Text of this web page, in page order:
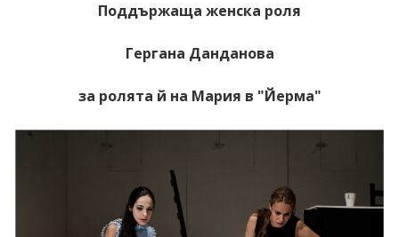
Поддържаща женска роля
Гергана Данданова
за ролята й на Мария в "Йерма"